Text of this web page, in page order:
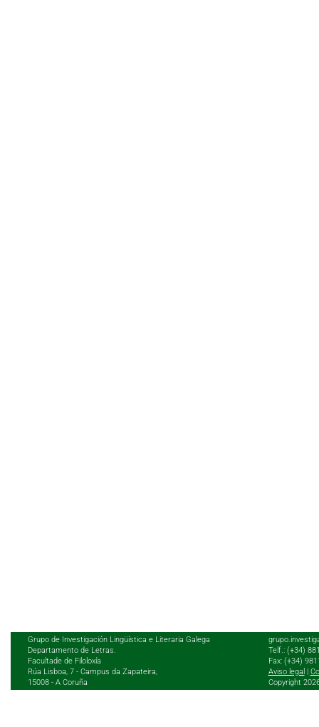
Grupo de Investigación Lingüística e Literaria Galega
Departamento de Letras.
Facultade de Filoloxía
Rúa Lisboa, 7 - Campus da Zapateira,
15008 - A Coruña
Telf.: (+34)
Fax: (+34)
Aviso legal
Copyright